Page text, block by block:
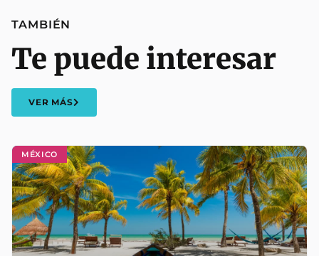
MÉXICO
TAMBIÉN
Te puede interesar
VER MÁS